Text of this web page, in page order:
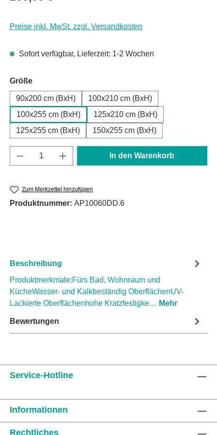
Preise inkl. MwSt. zzgl. Versandkosten
Sofort verfügbar, Lieferzeit: 1-2 Wochen
Größeauswählen
90x200 cm (BxH)
100x210 cm (BxH)
100x255 cm (BxH)
125x210 cm (BxH)
125x255 cm (BxH)
150x255 cm (BxH)
Produkt Anzahl: Gib den gewünschten
In den Warenkorb
Zum Merkzettel hinzufügen
Produktnummer: AP10060DD.6
Beschreibung
Produktmerkmale:Fürs Bad, Wohnraum und
KücheWasser- und Kalkbeständig OberflächenUV-
Lackierte Oberflächenhohe Kratzfestigke… Mehr
Bewertungen
Service-Hotline
Informationen
Rechtliches